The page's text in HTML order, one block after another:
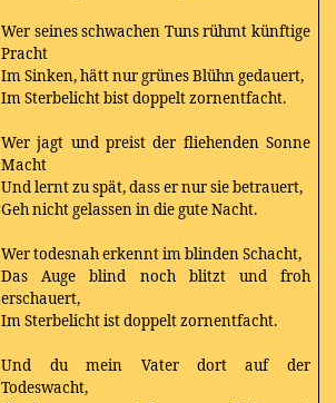
Wer seines schwachen Tuns rühmt künftige
Pracht
Im Sinken, hätt nur grünes Blühn gedauert,
Im Sterbelicht bist doppelt zornentfacht.
Wer jagt und preist der fliehenden Sonne
Macht
Und lernt zu spät, dass er nur sie betrauert,
Geh nicht gelassen in die gute Nacht.
Wer todesnah erkennt im blinden Schacht,
Das Auge blind noch blitzt und froh
erschauert,
Im Sterbelicht ist doppelt zornentfacht.
Und du mein Vater dort auf der
Todeswacht,